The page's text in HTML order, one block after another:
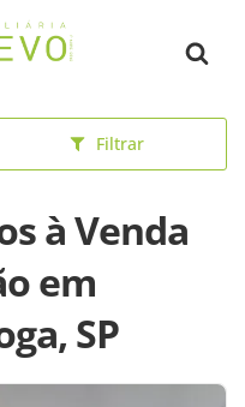
Filtrar
à Venda
em
SP